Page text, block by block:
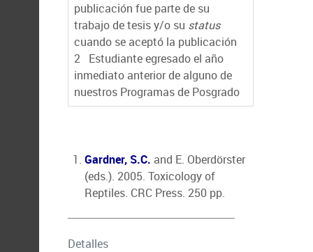
publicación fue parte de su
trabajo de tesis y/o su status
cuando se aceptó la publicación
2 Estudiante egresado el año
inmediato anterior de alguno de
nuestros Programas de Posgrado
Gardner, S.C. and E. Oberdörster
(eds.). 2005. Toxicology of
Reptiles. CRC Press. 250 pp.
Detalles